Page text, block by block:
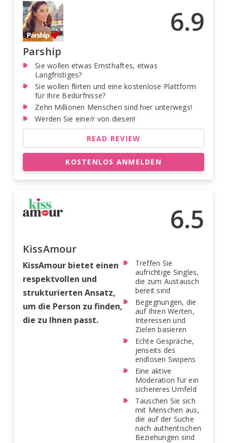
6.9
Parship
Sie wollen etwas Ernsthaftes, etwas
Langfristiges?
Sie wollen flirten und eine kostenlose Plattform
für Ihre Bedürfnisse?
Zehn Millionen Menschen sind hier unterwegs!
Werden Sie eine/r von diesen!
READ REVIEW
KOSTENLOS ANMELDEN
6.5
KissAmour
KissAmour bietet einen
respektvollen und
strukturierten Ansatz,
um die Person zu finden,
die zu Ihnen passt.
Treffen Sie
aufrichtige Singles,
die zum Austausch
bereit sind
Begegnungen, die
auf Ihren Werten,
Interessen und
Zielen basieren
Echte Gespräche,
jenseits des
endlosen Swipens
Eine aktive
Moderation für ein
sichereres Umfeld
Tauschen Sie sich
mit Menschen aus,
die auf der Suche
nach authentischen
Beziehungen sind